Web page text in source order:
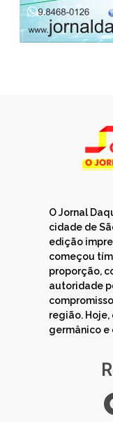
O Jornal
cidade de
edição
começou
proporção,
autoridade
região.
germânico e